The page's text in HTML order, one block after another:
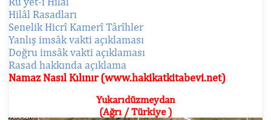
Hilâl Rasadları
Senelik Hicrî Kamerî Târîhler
Yanlış imsâk vakti açıklaması
Doğru imsâk vakti açıklaması
Rasad hakkında açıklama
Namaz Nasıl Kılınır (www.hakikatkitabevi.net)
Yukarıdüzmeydan
(Ağrı / Türkiye )